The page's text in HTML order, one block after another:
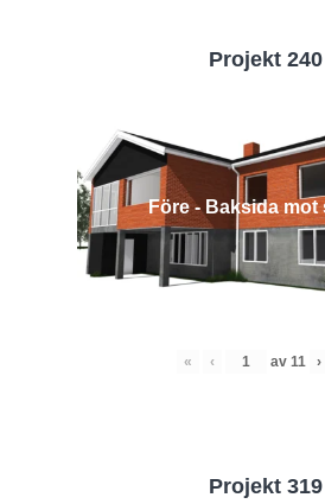
Projekt 240
Före - Baksida mot
« ‹ av 11 ›
Projekt 319